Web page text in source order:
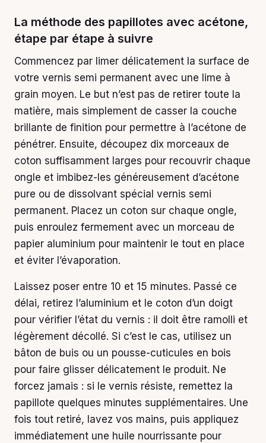
La méthode des papillotes avec acétone,
étape par étape à suivre
Commencez par limer délicatement la surface de
votre vernis semi permanent avec une lime à
grain moyen. Le but n’est pas de retirer toute la
matière, mais simplement de casser la couche
brillante de finition pour permettre à l’acétone de
pénétrer. Ensuite, découpez dix morceaux de
coton suffisamment larges pour recouvrir chaque
ongle et imbibez-les généreusement d’acétone
pure ou de dissolvant spécial vernis semi
permanent. Placez un coton sur chaque ongle,
puis enroulez fermement avec un morceau de
papier aluminium pour maintenir le tout en place
et éviter l’évaporation.
Laissez poser entre 10 et 15 minutes. Passé ce
délai, retirez l’aluminium et le coton d’un doigt
pour vérifier l’état du vernis : il doit être ramolli et
légèrement décollé. Si c’est le cas, utilisez un
bâton de buis ou un pousse-cuticules en bois
pour faire glisser délicatement le produit. Ne
forcez jamais : si le vernis résiste, remettez la
papillote quelques minutes supplémentaires. Une
fois tout retiré, lavez vos mains, puis appliquez
immédiatement une huile nourrissante pour